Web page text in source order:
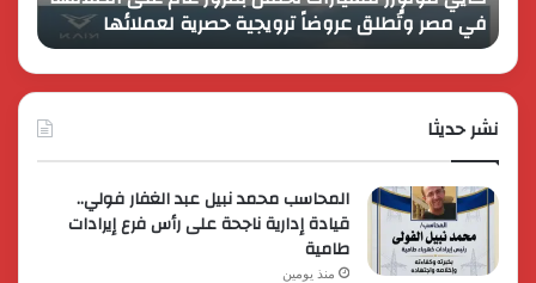
مصر
وتُطلق
عروضاً
ترويجية
حصرية
في مصر وتُطلق عروضاً ترويجية حصرية لعملائها
جديدة
نشر حديثا
المحاسب محمد نبيل عبد الغفار فولي..
قيادة إدارية ناجحة على رأس فرع إيرادات
طامية
منذ يومين